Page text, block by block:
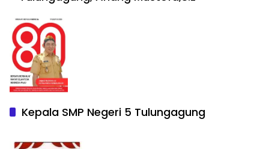
Kepala SMP Negeri 5 Tulungagung